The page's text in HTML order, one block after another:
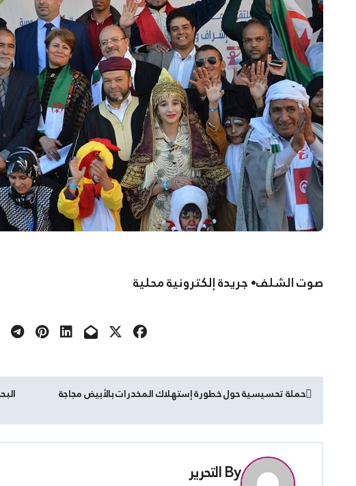
صوت الشلف• جريدة إلكترونية محلية
تصفّح
المقالات
حملة تحسيسية حول خطورة إستهلاك المخدرات بالأبيض مجاجة
Byالتحرير